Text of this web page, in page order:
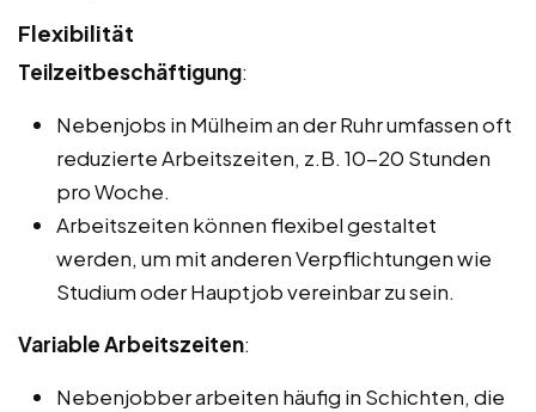
Flexibilität
Teilzeitbeschäftigung:
Nebenjobs in Mülheim an der Ruhr umfassen oft
reduzierte Arbeitszeiten, z.B. 10-20 Stunden
pro Woche.
Arbeitszeiten können flexibel gestaltet
werden, um mit anderen Verpflichtungen wie
Studium oder Hauptjob vereinbar zu sein.
Variable Arbeitszeiten:
Nebenjobber arbeiten häufig in Schichten, die